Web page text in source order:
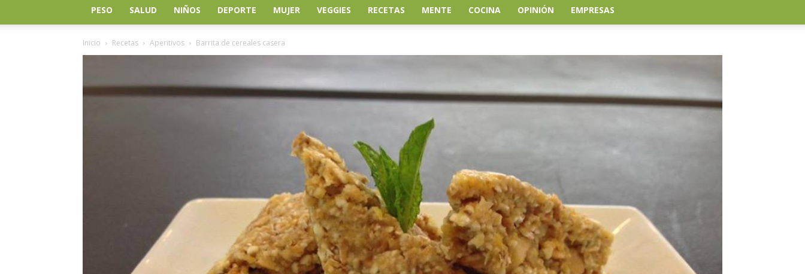
PESO SALUD NIÑOS DEPORTE MUJER VEGGIES RECETAS MENTE COCINA OPINIÓN EMPRESAS
Inicio Recetas Aperitivos Barrita de cereales casera